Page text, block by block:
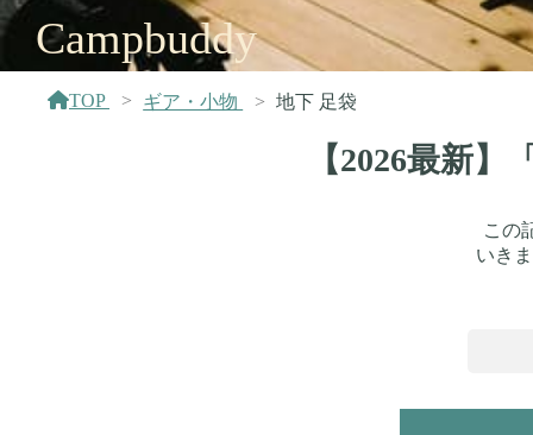
Campbuddy
TOP ギア・小物 地下 足袋
【2026最新
この
いき